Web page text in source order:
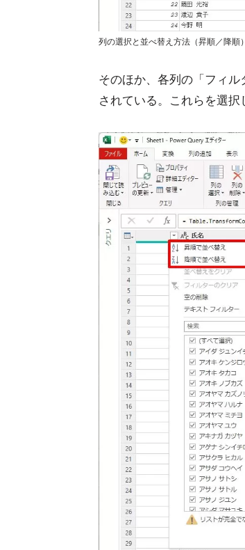
列の選択と並べ替え方法（昇順／降順
そのほか、各列の「フィ
されている。これらを選択